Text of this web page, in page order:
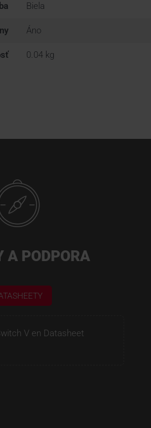
Biela
Áno
0.04 kg
A PODPORA
V en Datasheet